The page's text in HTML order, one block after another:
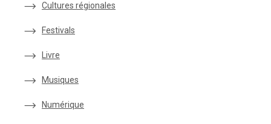
Cultures régionales
Festivals
Livre
Musiques
Numérique